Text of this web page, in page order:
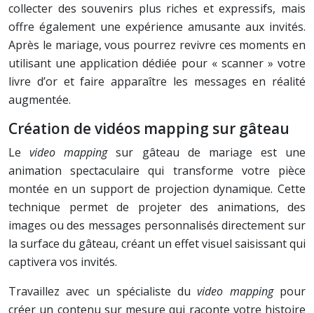
collecter des souvenirs plus riches et expressifs, mais
offre également une expérience amusante aux invités.
Après le mariage, vous pourrez revivre ces moments en
utilisant une application dédiée pour « scanner » votre
livre d’or et faire apparaître les messages en réalité
augmentée.
Création de vidéos mapping sur gâteau
Levideo mappingsur gâteau de mariage est une
animation spectaculaire qui transforme votre pièce
montée en un support de projection dynamique. Cette
technique permet de projeter des animations, des
images ou des messages personnalisés directement sur
la surface du gâteau, créant un effet visuel saisissant qui
captivera vos invités.
Travaillez avec un spécialiste duvideo mappingpour
créer un contenu sur mesure qui raconte votre histoire